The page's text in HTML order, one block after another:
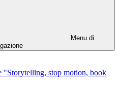
Menu di
"Storytelling, stop motion, book